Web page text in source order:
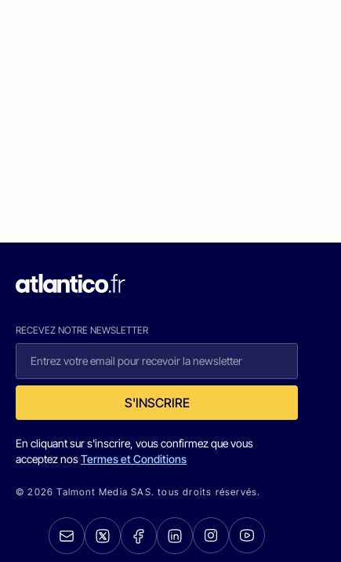
RECEVEZ NOTRE NEWSLETTER
S'INSCRIRE
En cliquant sur s'inscrire, vous confirmez que vous
acceptez nosTermes et Conditions
© 2026 Talmont Media SAS. tous droits réservés.